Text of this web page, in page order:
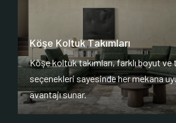
Köşe Koltuk Takımları
Köşe koltuk takımları, farklı boyut ve
seçenekleri sayesinde her mekana
avantajı sunar.